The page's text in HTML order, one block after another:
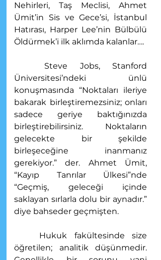
Nehirleri, Taş Meclisi, Ahmet
Ümit’in Sis ve Gece’si, İstanbul
Hatırası, Harper Lee’nin Bülbülü
Öldürmek’i ilk aklımda kalanlar….
Üniversitesi’ndeki ünlü
konuşmasında “Noktaları ileriye
bakarak birleştiremezsiniz; onları
sadece geriye baktığınızda
birleştirebilirsiniz. Noktaların
gelecekte bir şekilde
birleşeceğine inanmanız
gerekiyor.” der. Ahmet Ümit,
“Kayıp Tanrılar Ülkesi”nde
“Geçmiş, geleceği içinde
saklayan sırlarla dolu bir aynadır.”
diye bahseder geçmişten.
öğretilen; analitik düşünmedir.